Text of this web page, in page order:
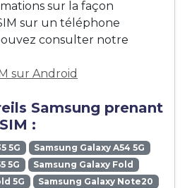
sur la façon
sur un téléphone
consulter notre
sur Android
Samsung prenant
:
5G
Samsung Galaxy A54 5G
5G
Samsung Galaxy Fold
5G
Samsung Galaxy Note20